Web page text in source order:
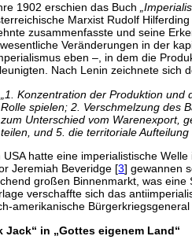
1902 erschien das Buch
Marxist Rudolf
zusammenfasste und seine
Veränderungen in der
eben –, in dem die
Nach Lenin zeichnete sich
1. Konzentration der Produktion
Rolle spielen; 2. Verschmelzung des
zum Unterschied vom Warenexport,
teilen, und 5. die territoriale
USA hatte eine imperialistische
Jeremiah Beveridge [3] gewannen
großen Binnenmarkt, was
verschaffte sich das
amerikanische
Jack“ in „Gottes eigenem Land“